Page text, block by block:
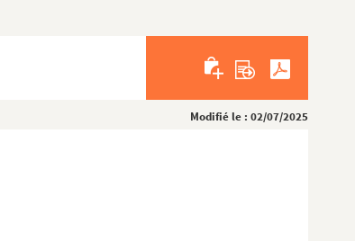
Modifié le : 02/07/2025